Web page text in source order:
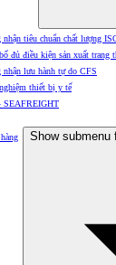
nhận tiêu chuẩn chất lượng
đủ điều kiện sản xuất trang
nhận lưu hành tự do CFS
thiết bị y tế
SEAFREIGHT
Show submenu